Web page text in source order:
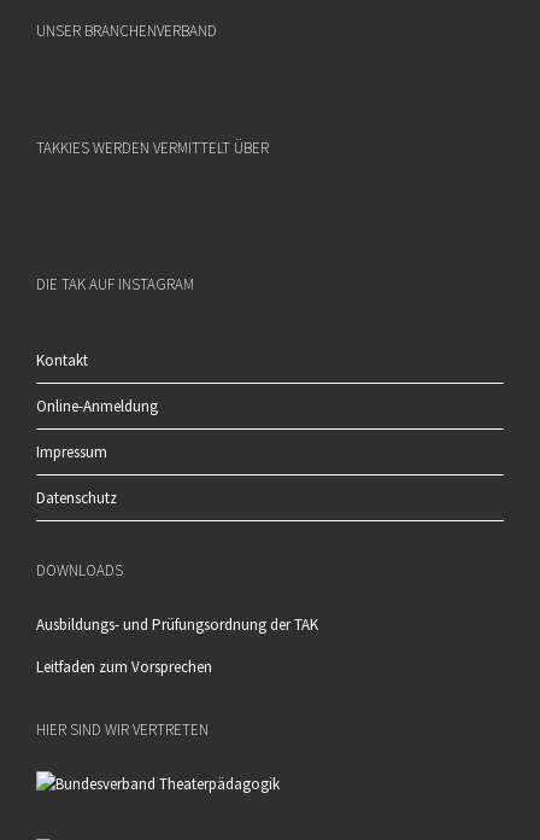
UNSER BRANCHENVERBAND
TAKKIES WERDEN VERMITTELT ÜBER
DIE TAK AUF INSTAGRAM
Kontakt
Online-Anmeldung
Impressum
Datenschutz
DOWNLOADS
Ausbildungs- und Prüfungsordnung der TAK
Leitfaden zum Vorsprechen
HIER SIND WIR VERTRETEN